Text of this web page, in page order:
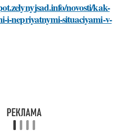
novosti/kak-
i-nepriyatnymi-situaciyami-v-